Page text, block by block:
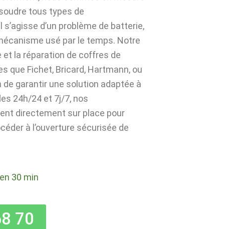
tous types de
d’un problème de batterie,
usé par le temps. Notre
et la réparation de coffres de
que Fichet, Bricard, Hartmann, ou
de garantir une solution adaptée à
24h/24 et 7j/7, nos
directement sur place pour
à l’ouverture sécurisée de
30 min
70